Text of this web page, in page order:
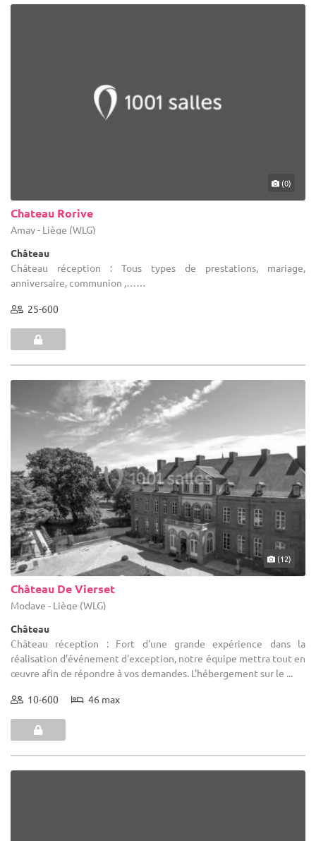
(0)
Chateau Rorive
Amay - Liège (WLG)
Château
Château réception : Tous types de prestations, mariage,
anniversaire, communion ,……
25-600
(12)
Château De Vierset
Modave - Liège (WLG)
Château
Château réception : Fort d'une grande expérience dans la
réalisation d’événement d'exception, notre équipe mettra tout en
œuvre afin de répondre à vos demandes. L'hébergement sur le ...
10-600 46 max